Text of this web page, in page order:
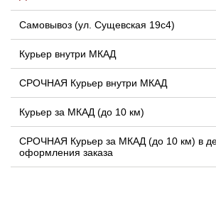
Самовывоз (ул. Сущевская 19с4)
Курьер внутри МКАД
СРОЧНАЯ Курьер внутри МКАД
Курьер за МКАД (до 10 км)
СРОЧНАЯ Курьер за МКАД (до 10 км) в
оформления заказа